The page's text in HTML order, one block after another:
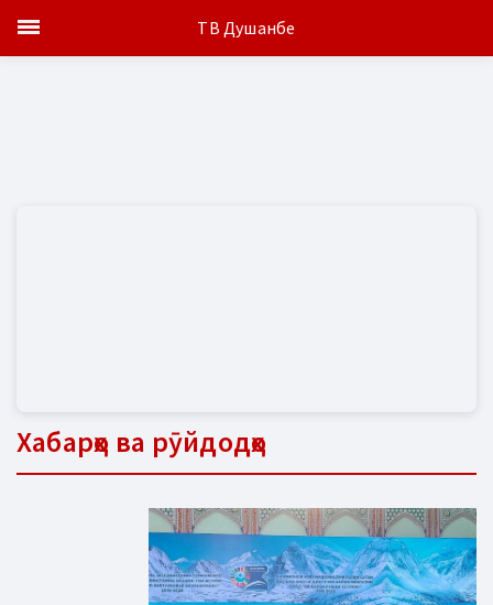
Хабарҳо ва рӯйдодҳо
ТВ Душанбе